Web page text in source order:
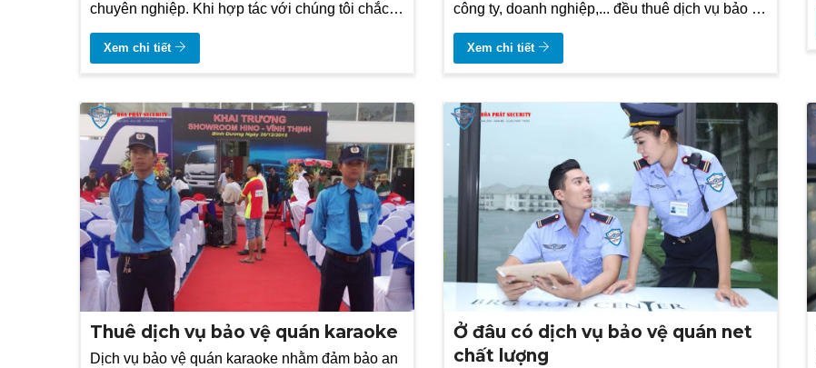
chuyên nghiệp. Khi hợp tác với chúng tôi chắc
của khách hàng
Xem chi tiết
công ty, doanh nghiệp,... đều thuê dịch vụ bảo vệ
Xem chi tiết
Thuê dịch vụ bảo vệ quán karaoke
Dịch vụ bảo vệ quán karaoke nhằm đảm bảo an
Ở đâu có dịch vụ bảo vệ quán net
chất lượng